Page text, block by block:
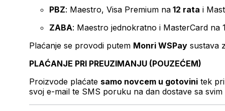
PBZ: Maestro, Visa Premium na 12 rata i
ZABA: Maestro jednokratno i MasterCard na
Plaćanje se provodi putem Monri WSPay sustava
PLAĆANJE PRI PREUZIMANJU (POUZEĆEM)
Proizvode plaćate samo novcem u gotovini tek
svoj e-mail te SMS poruku na dan dostave sa svim